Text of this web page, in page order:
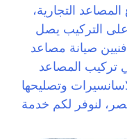
التجارية،
التركيب يصل
فنيين صيانة مصاعد
تركيب المصاعد
وتصليحها
لنوفر لكم خدمة